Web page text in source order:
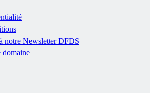
notre Newsletter DFDS
domaine